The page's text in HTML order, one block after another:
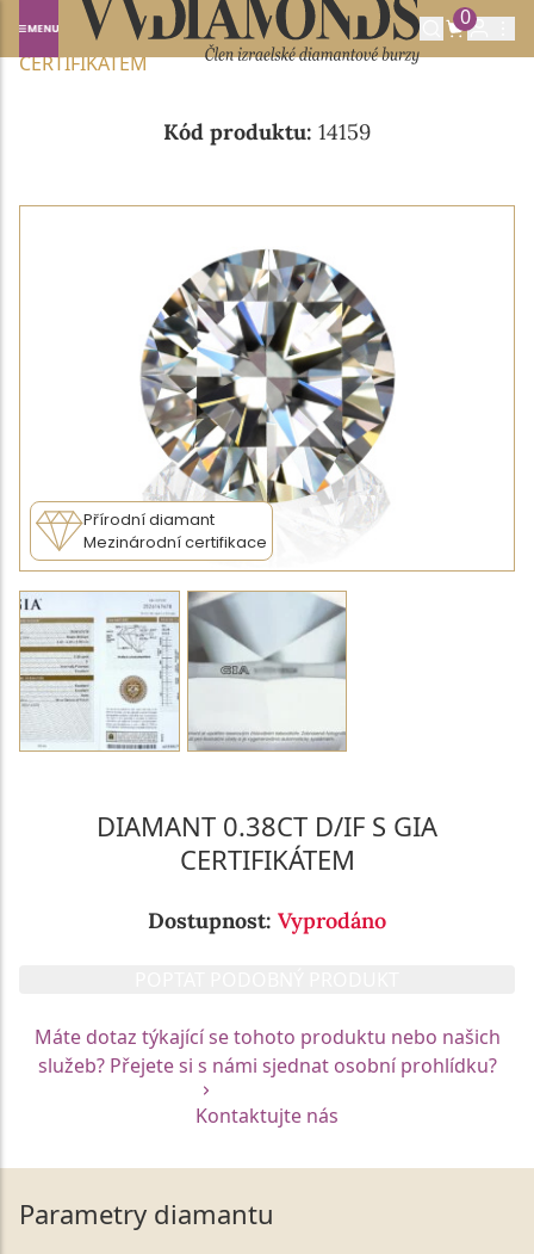
0
Domů NABÍDKA DIAMANTŮ
0.38CT D/IF S GIA
CERTIFIKÁTEM
Kód produktu: 14159
Přírodní diamant
Mezinárodní certifikace
DIAMANT 0.38CT D/IF S GIA
CERTIFIKÁTEM
Dostupnost: Vyprodáno
Máte dotaz týkající se tohoto produktu nebo našich
služeb? Přejete si s námi sjednat osobní prohlídku?
Kontaktujte nás
Parametry diamantu